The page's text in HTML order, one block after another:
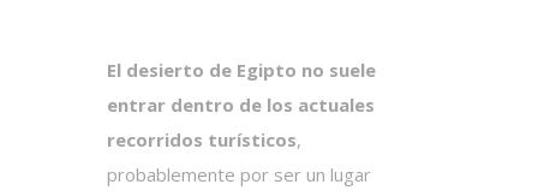
El desierto de Egipto no suele
entrar dentro de los actuales
recorridos turísticos,
probablemente por ser un lugar